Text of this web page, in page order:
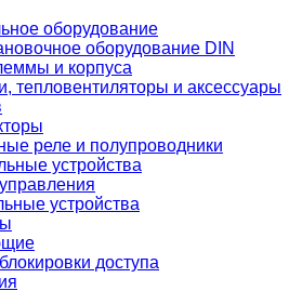
оборудование
оборудование DIN
и корпуса
тепловентиляторы и аксессуары
реле и полупроводники
устройства
устройства
доступа